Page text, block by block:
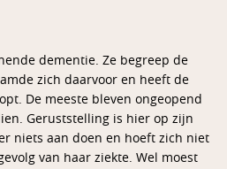
dementie. Ze begreep de
zich daarvoor en heeft de
De meeste bleven ongeopend
Geruststelling is hier op zijn
niets aan doen en hoeft zich niet
van haar ziekte. Wel moest